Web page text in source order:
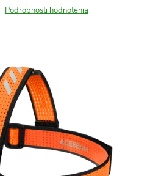
Podrobnosti hodnotenia